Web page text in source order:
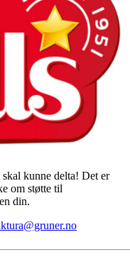
kunne delta! Det er
om støtte til
din.